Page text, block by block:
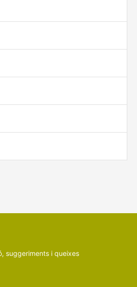
suggeriments i queixes